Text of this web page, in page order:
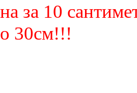
за 10
30см!!!